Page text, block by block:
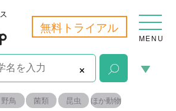
無料トライアル
MENU
×
菌類 昆虫 ほか動物